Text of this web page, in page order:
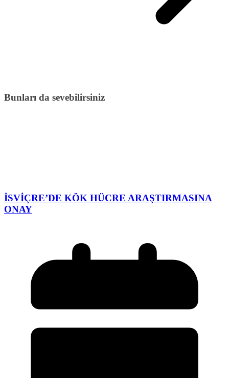
Bunları da sevebilirsiniz
İSVİÇRE’DE KÖK HÜCRE ARAŞTIRMASINA
ONAY